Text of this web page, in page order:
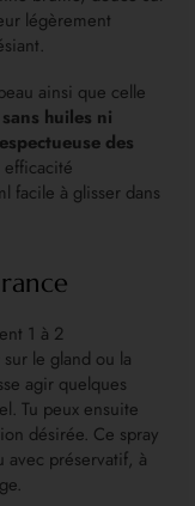
légèrement
ainsi que celle
sans huiles ni
des
facile à glisser dans
1 à 2
sur le gland ou la
agir quelques
Tu peux ensuite
désirée. Ce spray
avec préservatif, à